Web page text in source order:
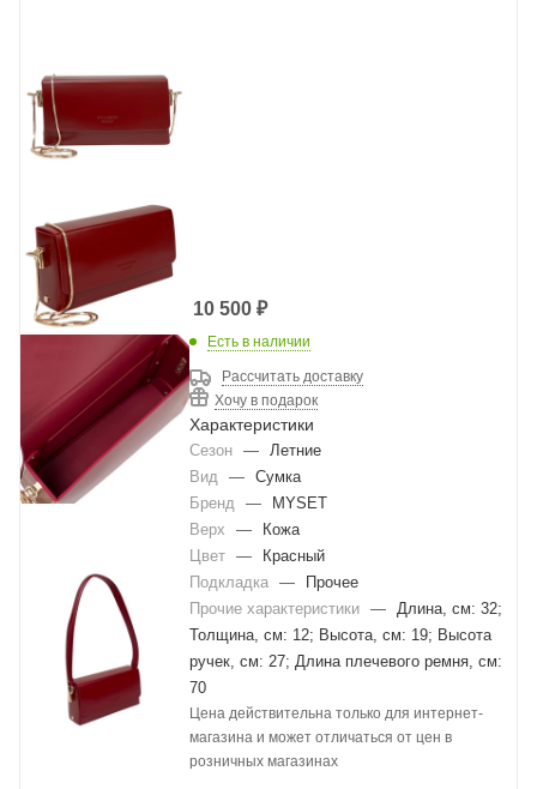
10 500 ₽
Есть в наличии
Рассчитать доставку
Хочу в подарок
Характеристики
Сезон —
Летние
Вид
—
Сумка
Бренд
—
MYSET
Верх
—
Кожа
Цвет
—
Красный
Подкладка
—
Прочее
Прочие характеристики
—
Длина, см: 32;
Толщина, см: 12; Высота, см: 19; Высота
ручек, см: 27; Длина плечевого ремня, см:
70
Цена действительна только для интернет-
магазина и может отличаться от цен в
розничных магазинах